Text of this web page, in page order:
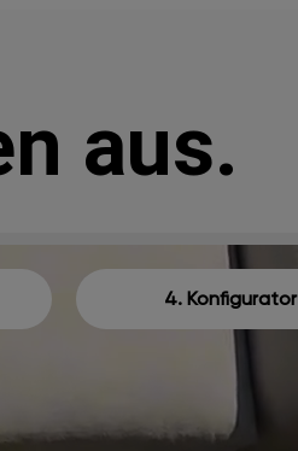
aus.
4. Konfigurator